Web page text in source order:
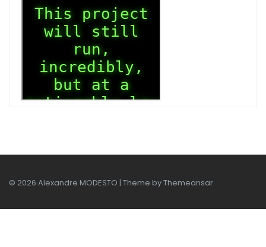
© 2026 Alexandre MODESTO | Theme byThemeansar